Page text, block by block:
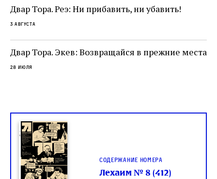
не просто покровитель переводчиков,
окружённый книгами. Перед нами человек,
одно решение которого вызвало возмущение
целой общины и стало частью многовекового
спора о том, кому принадлежит последнее
слово в переводе Библии
Двар Тора. Реэ: Ни прибавить, ни убавить!
3 августа
Двар Тора. Экев: Возвращайся в прежние места
28 июля
Содержание номера
Лехаим № 8 (412)